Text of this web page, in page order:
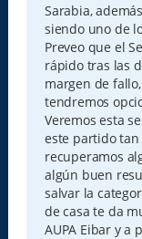
Sarabia,
siendo uno de
Preveo que el
rápido tras las
margen de
tendremos
Veremos esta
este partido
recuperamos
algún buen
salvar la
de casa te da
AUPA Eibar y a